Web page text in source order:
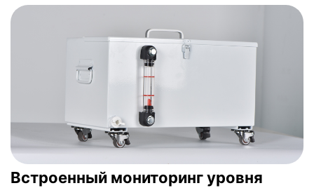
Встроенный мониторинг уровня